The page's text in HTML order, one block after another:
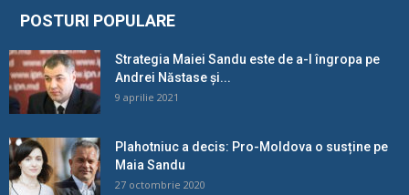
POSTURI POPULARE
Strategia Maiei Sandu este de a-l îngropa pe
Andrei Năstase și...
9 aprilie 2021
Plahotniuc a decis: Pro-Moldova o susține pe
Maia Sandu
27 octombrie 2020